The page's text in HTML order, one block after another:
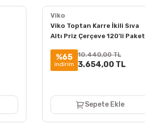
Viko
Viko Toptan Karre İkili Sıva
Altı Priz Çerçeve 120'li Paket
%65
indirim
10.440,00 TL
3.654,00 TL
Sepete Ekle